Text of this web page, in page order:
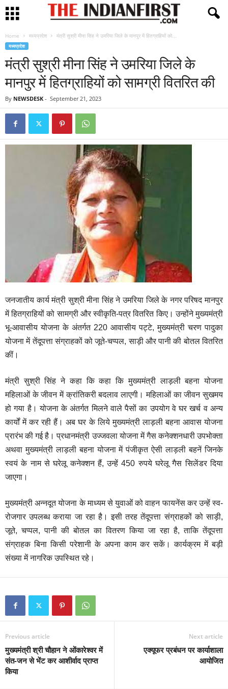
Home मध्यप्रदेश मंत्री सुश्री मीना सिंह ने उमरिया जिले के मानपुर में हितग्राहियों को...
मध्यप्रदेश
मंत्री सुश्री मीना सिंह ने उमरिया जिले के
मानपुर में हितग्राहियों को सामग्री वितरित की
By NEWSDESK - September 21, 2023
जनजातीय कार्य मंत्री सुश्री मीना सिंह ने उमरिया जिले के नगर परिषद मानपुर
में हितग्राहियों को सामग्री और स्वीकृति-पत्र वितरित किए। उन्होंने मुख्यमंत्री
भू-आवासीय योजना के अंतर्गत 220 आवासीय पट्टे, मुख्यमंत्री चरण पादुका
योजना में तेंदूपत्ता संग्राहकों को जूते-चप्पल, साड़ी और पानी की बोतल वितरित
कीं।
मंत्री सुश्री सिंह ने कहा कि कहा कि मुख्यमंत्री लाड़ली बहना योजना
महिलाओं के जीवन में क्रांतिकरी बदलाव लाएगी। महिलाओं का जीवन सुखमय
हो गया है। योजना के अंतर्गत मिलने वाले पैसों का उपयोग वे घर खर्च व अन्य
कार्यों में कर रही हैं। अब घर के लिये मुख्यमंत्री लाड़ली बहना आवास योजना
प्रारंभ की गई है। प्रधानमंत्री उज्जवला योजना में गैस कनेक्शनधारी उपभोक्ता
अथवा मुख्यमंत्री लाड़ली बहना योजना में पंजीकृत ऐसी लाड़ली बहनें जिनके
स्वयं के नाम से घरेलू कनेक्शन हैं, उन्हें 450 रुपये घरेलू गैस सिलेंडर दिया
जाएगा।
मुख्यमंत्री अन्नदूत योजना के माध्यम से युवाओं को वाहन फायनेंस कर उन्हें स्व-
रोजगार उपलब्ध कराया जा रहा है। इसी तरह तेंदूपत्ता संग्राहकों को साड़ी,
जूते, चप्पल, पानी की बोतल का वितरण किया जा रहा है, ताकि तेंदूपत्ता
संग्राहक बिना किसी परेशानी के अपना काम कर सकें। कार्यक्रम में बड़ी
संख्या में नागरिक उपस्थित रहे।
Previous article
मुख्यमंत्री श्री चौहान ने ओंकारेश्वर में
संत-जन से भेंट कर आशीर्वाद प्राप्त
किया
Next article
एक्यूफर प्रबंधन पर कार्याशाला
आयोजित